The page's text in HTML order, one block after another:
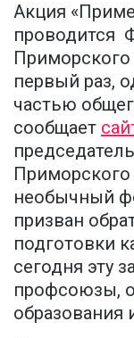
Акция
проводится
первый раз,
частью
сообщает
необычный
призван
подготовки
сегодня эту
профсоюзы,
образования